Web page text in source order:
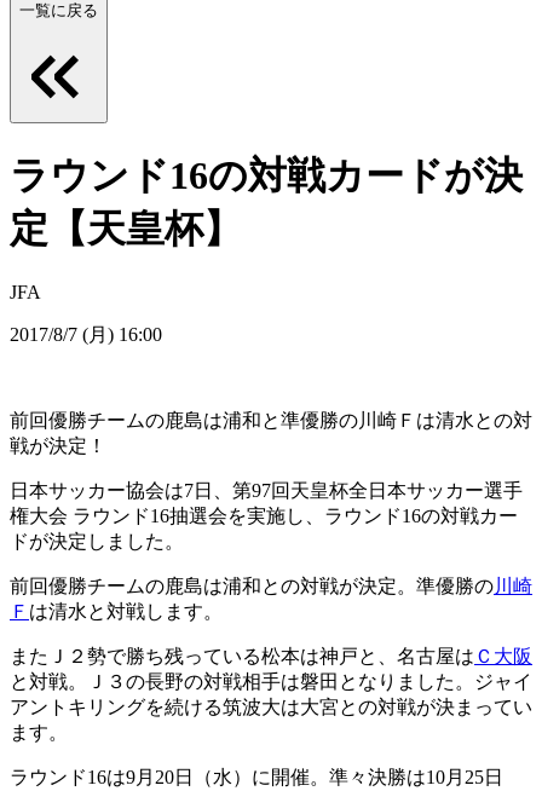
一覧に戻る
ラウンド16の対戦カードが決
定【天皇杯】
JFA
2017/8/7 (月) 16:00
前回優勝チームの鹿島は浦和と準優勝の川崎Ｆは清水との対
戦が決定！
日本サッカー協会は7日、第97回天皇杯全日本サッカー選手
権大会 ラウンド16抽選会を実施し、ラウンド16の対戦カー
ドが決定しました。
前回優勝チームの鹿島は浦和との対戦が決定。準優勝の川崎
Ｆ は清水と対戦します。
またＪ２勢で勝ち残っている松本は神戸と、名古屋は Ｃ大阪
と対戦。Ｊ３の長野の対戦相手は磐田となりました。ジャイ
アントキリングを続ける筑波大は大宮との対戦が決まってい
ます。
ラウンド16は9月20日（水）に開催。準々決勝は10月25日